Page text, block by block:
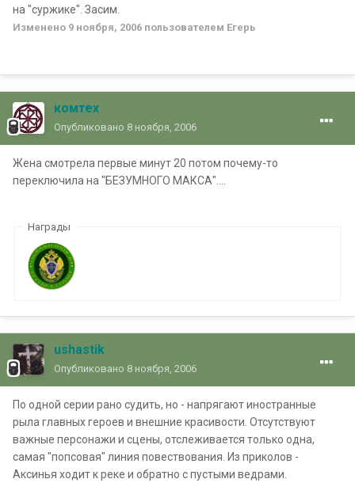
на "суржике". Засим.
Изменено 9 ноября, 2006 пользователем Егерь
комтех
Опубликовано 8 ноября, 2006
Жена смотрела первые минут 20 потом почему-то
переключила на "БЕЗУМНОГО МАКСА"....
Награды
ushastik
Опубликовано 8 ноября, 2006
По одной серии рано судить, но - напрягают иностранные
рыла главных героев и внешние красивости. Отсутствуют
важные персонажи и сцены, отслеживается только одна,
самая "попсовая" линия повествования. Из приколов -
Аксинья ходит к реке и обратно с пустыми ведрами.